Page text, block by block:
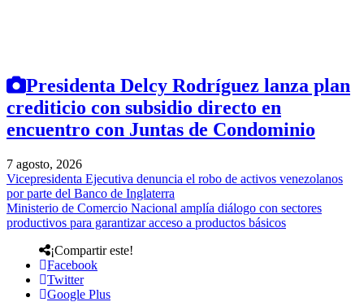
Presidenta Delcy Rodríguez lanza plan
crediticio con subsidio directo en
encuentro con Juntas de Condominio
7 agosto, 2026
Vicepresidenta Ejecutiva denuncia el robo de activos venezolanos
por parte del Banco de Inglaterra
Ministerio de Comercio Nacional amplía diálogo con sectores
productivos para garantizar acceso a productos básicos
¡Compartir este!
Facebook
Twitter
Google Plus